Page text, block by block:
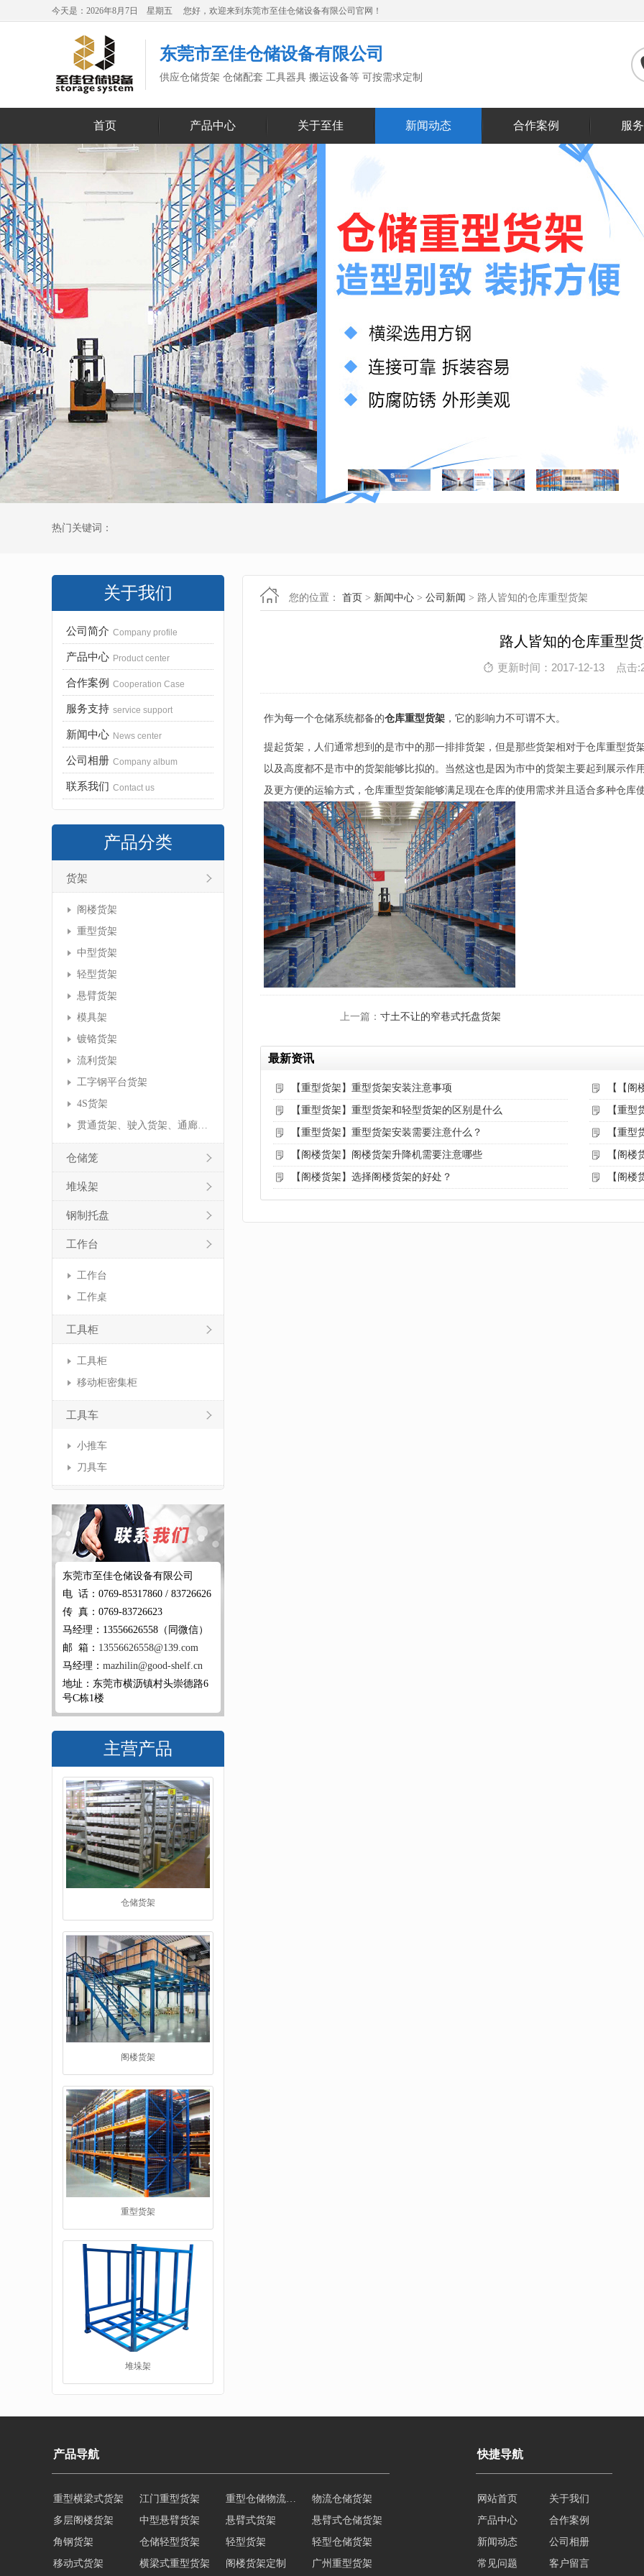
今天是：2026年8月7日 星期五 您好，欢迎来到东莞市至佳仓储设备有限公司官网！
东莞市至佳仓储设备有限公司
供应仓储货架 仓储配套 工具器具 搬运设备等 可按需求定制
首页 产品中心 关于至佳 新闻动态 合作案例 服
热门关键词：
关于我们
公司简介 Company profile
产品中心 Product center
合作案例 Cooperation Case
服务支持 service support
新闻中心 News center
公司相册 Company album
联系我们 Contact us
产品分类
货架
阁楼货架
重型货架
中型货架
轻型货架
悬臂货架
模具架
镀铬货架
流利货架
工字钢平台货架
4S货架
贯通货架、驶入货架、通廊货架
仓储笼
堆垛架
钢制托盘
工作台
工作台
工作桌
工具柜
工具柜
移动柜密集柜
工具车
小推车
刀具车
东莞市至佳仓储设备有限公司
电 话：0769-85317860 / 83726626
传 真：0769-83726623
马经理：13556626558（同微信）
邮 箱： 13556626558@139.com
马经理： mazhilin@good-shelf.cn
地址：东莞市横沥镇村头崇德路6
号C栋1楼
主营产品
仓储货架
您的位置： 首页 > 新闻中心 > 公司新闻 > 路人皆知的仓库重型货架
路人皆知的仓库重型
更新时间：2017-12-13 点击
作为每一个仓储系统都备的仓库重型货架 ，它的影响力不可谓不大。
提起货架，人们通常想到的是市中的那一排排货架，但是那些货架相对于仓库重型货
以及高度都不是市中的货架能够比拟的。当然这也是因为市中的货架主要起到展示
及更方便的运输方式，仓库重型货架能够满足现在仓库的使用需求并且适合多种仓库
上一篇： 寸土不让的窄巷式托盘货架
最新资讯
【重型货架】重型货架安装注意事项 【【阁
【重型货架】重型货架和轻型货架的区别是什么 【重型
【重型货架】重型货架安装需要注意什么？ 【重型
【阁楼货架】阁楼货架升降机需要注意哪些 【阁
【阁楼货架】选择阁楼货架的好处？ 【阁楼
产品导航
多层阁楼货架
中型悬臂货架 悬臂式货架
悬臂式仓储货架
角钢货架
仓储轻型货架 轻型货架
轻型仓储货架
移动式货架
横梁式重型货架 阁楼货架定制
广州重型货架
深圳阁楼货架
佛山重型货架 仓储货架品牌 阁楼式仓库货架
快捷导航
网站首页
关于我们
产品中心
合作案例
新闻动态
公司相册
常见问题
客户留言